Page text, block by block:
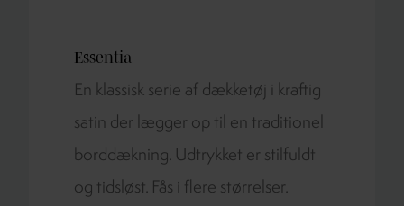
Essentia
En klassisk serie af dækketøj i kraftig
satin der lægger op til en traditionel
borddækning. Udtrykket er stilfuldt
og tidsløst. Fås i flere størrelser.